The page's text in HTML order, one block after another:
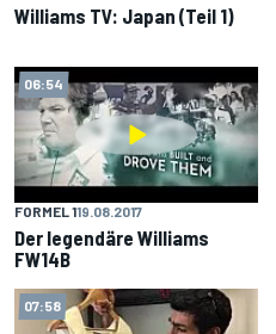
Williams TV: Japan (Teil 1)
06:54
FORMEL 119.08.2017
Der legendäre Williams
FW14B
07:58